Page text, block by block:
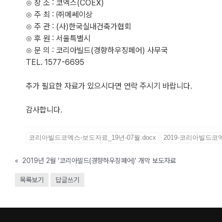
⊙ 장 소 : 코엑스(COEX)
⊙ 주 최 : ㈜메쎄이상
⊙ 주 관 : (사)한국실내건축가협회
⊙ 후 원 : 서울특별시
⊙ 문 의 : 코리아빌드(경향하우징페어) 사무국
TEL. 1577-6695
추가 필요한 자료가 있으시다면 연락 주시기 바랍니다.
감사합니다.
코리아빌드코엑스-보도자료_19년-07월.docx 2019-코리아빌드코
« 2019년 2월 '코리아빌드(경향하우징페어)' 개막 보도자료
목록보기 답글쓰기